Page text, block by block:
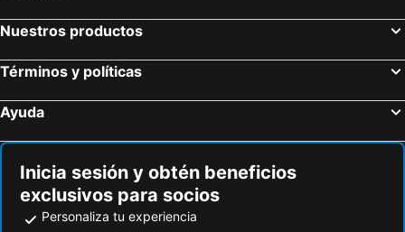
Nuestros productos
Términos y políticas
Ayuda
Inicia sesión y obtén beneficios
exclusivos para socios
Personaliza tu experiencia